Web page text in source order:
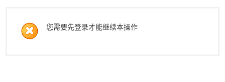
您需要先登录才能继续本操作